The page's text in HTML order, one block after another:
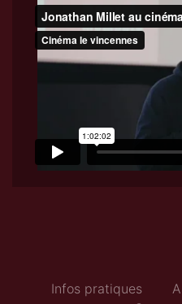
Infos pratiques